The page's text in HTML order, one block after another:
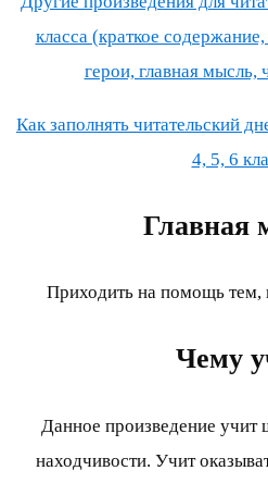
класса (краткое
герои, главная мысль,
Как заполнять читательский
4, 5, 6
Главная
Приходить на помощь тем,
Чему
Данное произведение учит
находчивости. Учит